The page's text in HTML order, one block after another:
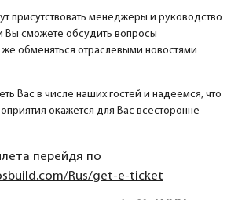
присутствовать менеджеры и руководство
Вы сможете обсудить вопросы
же обменяться отраслевыми новостями
Вас в числе наших гостей и надеемся, что
окажется для Вас всесторонне
перейдя по
Rus/get-e-ticket